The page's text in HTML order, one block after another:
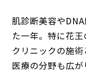
肌診断美容や
た一年。特に花王
クリニックの施
医療の分野も広が